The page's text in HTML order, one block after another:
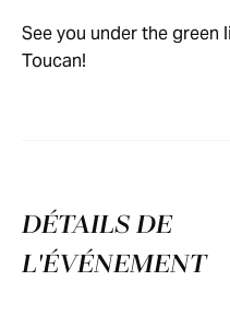
See you under the green
Toucan!
DÉTAILS DE
L'ÉVÉNEMENT